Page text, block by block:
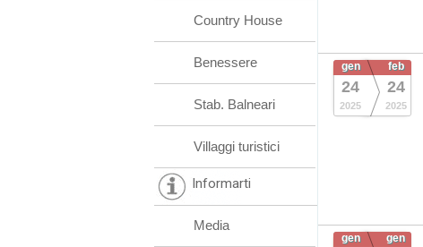
gen
24
2025
feb
24
2025
gen gen
Country House
Benessere
Stab. Balneari
Villaggi turistici
Informarti
Media